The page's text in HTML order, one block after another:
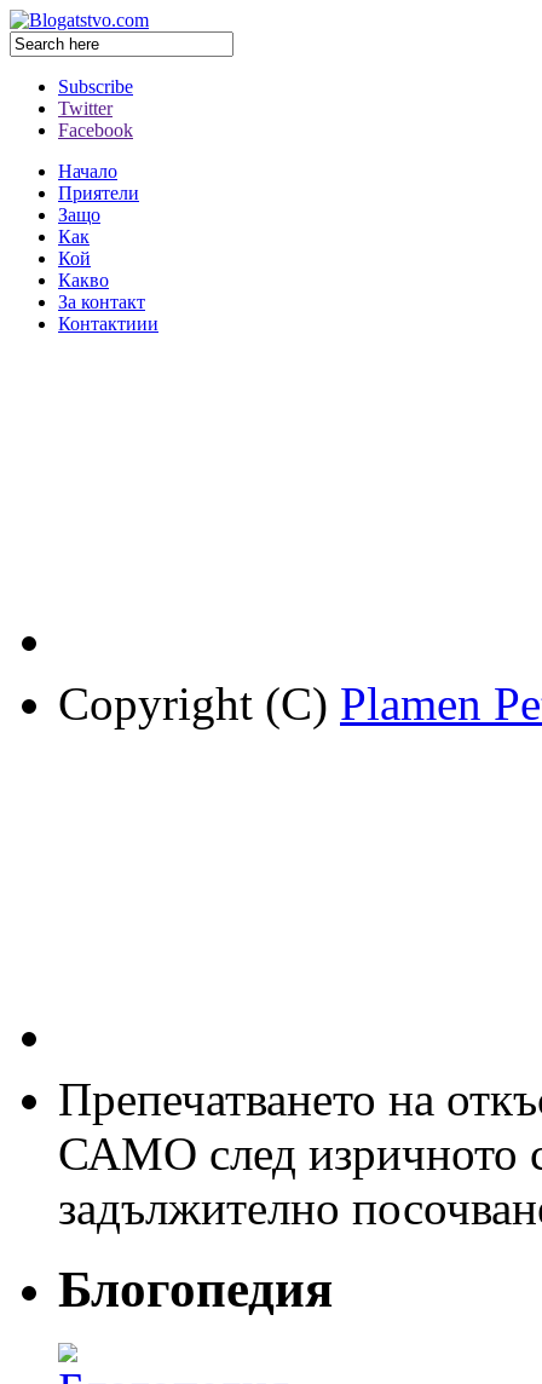
Subscribe
Twitter
Facebook
Начало
Приятели
Защо
Как
Кой
Какво
За контакт
Контактиии
Copyright (C) Plamen
Препечатването на
САМО след изричното
задължително
Блогопедия